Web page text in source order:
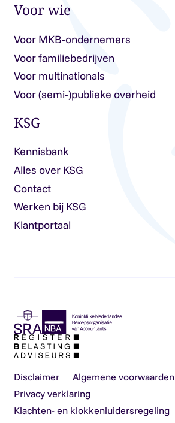
Voor wie
Voor MKB-ondernemers
Voor familiebedrijven
Voor multinationals
Voor (semi-)publieke overheid
KSG
Kennisbank
Alles over KSG
Contact
Werken bij KSG
Klantportaal
Disclaimer
Algemene voorwaarden
Privacy verklaring
Klachten- en klokkenluidersregeling